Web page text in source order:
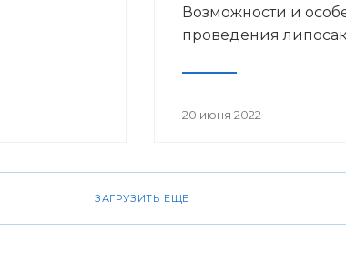
Возможности и
проведения
20 июня 2022
ЗАГРУЗИТЬ ЕЩЕ